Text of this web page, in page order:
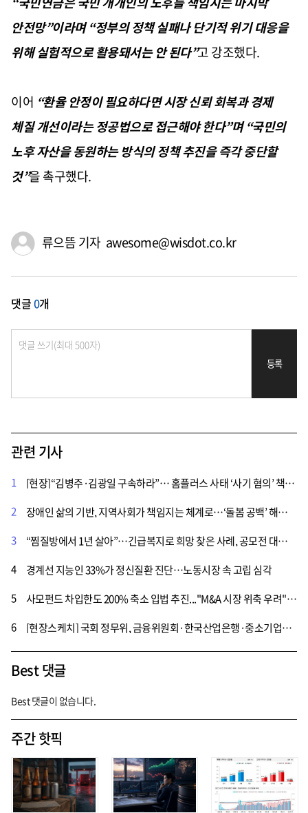
안전망”이라며 “정부의 정책 실패나 단기적 위기 대응을
위해 실험적으로 활용돼서는 안 된다”고 강조했다.
이어 “환율 안정이 필요하다면 시장 신뢰 회복과 경제
체질 개선이라는 정공법으로 접근해야 한다”며 “국민의
노후 자산을 동원하는 방식의 정책 추진을 즉각 중단할
것”을 촉구했다.
류으뜸 기자 awesome@wisdot.co.kr
댓글0개
등록
관련 기사
1
[현장]“김병주·김광일 구속하라”… 홈플러스 사태 ‘사기 혐의’ 책임자 처벌 촉구
2
장애인 삶의 기반, 지역사회가 책임지는 체계로…‘돌봄 공백’ 해소 촉구
3
“찜질방에서 1년 살아”…긴급복지로 희망 찾은 사례, 공모전 대상 수상
4
경계선 지능인 33%가 정신질환 진단…노동시장 속 고립 심각
5
사모펀드 차입한도 200% 축소 입법 추진..."M&A 시장 위축 우려" VS "재발 방지 위해 필요"
6
[현장스케치] 국회 정무위, 금융위원회·한국산업은행·중소기업은행 국정감사
Best 댓글
Best 댓글이 없습니다.
주간 핫픽